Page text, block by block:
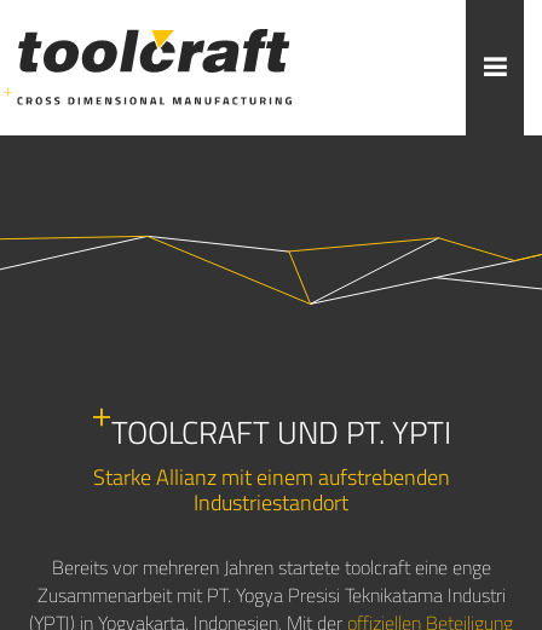
TOOLCRAFT UND PT. YPTI
Starke Allianz mit einem aufstrebenden
Industriestandort
Bereits vor mehreren Jahren startete toolcraft eine enge
Zusammenarbeit mit PT. Yogya Presisi Teknikatama Industri
(YPTI) in Yogyakarta, Indonesien. Mit der offiziellen Beteiligung
ADDITIVE FERTIGUNG ROBOTIK ZERSPANUNG
STELLENANGEBOTE AUSBILDUNG PRAKTIKUM